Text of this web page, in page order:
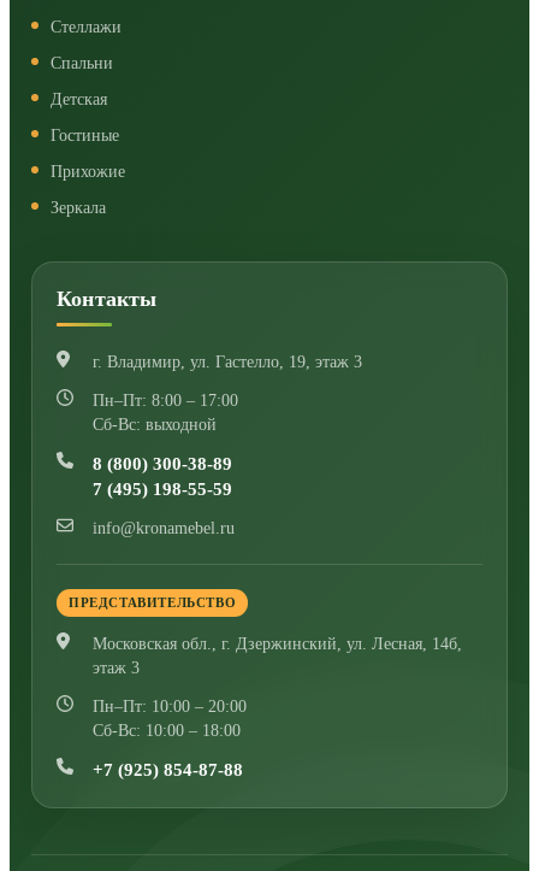
Стеллажи
Спальни
Детская
Гостиные
Прихожие
Зеркала
Контакты
г. Владимир ул. Гастелло, 19, этаж 3
Пн–Пт: 8:00 – 17:00
Сб-Вс: выходной
8 (800) 300-38-89
7 (495) 198-55-59
info@kronamebel.ru
ПРЕДСТАВИТЕЛЬСТВО
Московская обл., г. Дзержинский ул. Лесная, 14б,
этаж 3
Пн–Пт: 10:00 – 20:00
Сб-Вс: 10:00 – 18:00
+7 (925) 854-87-88